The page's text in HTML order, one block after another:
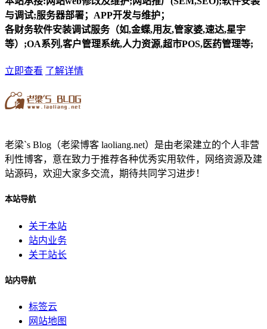
与调试;服务器部署；APP开发与维护；
各财务软件安装调试服务（如,金蝶,用友,管家婆,速达,星宇
等）;OA系列,客户管理系统,人力资源,超市POS,医药管理等;
立即查看 了解详情
老梁`s Blog（老梁博客 laoliang.net）是由老梁建立的个人非营
利性博客，意在致力于推荐各种优秀实用软件，网络资源及建
站源码，欢迎大家多交流，期待共同学习进步！
本站导航
关于本站
站内业务
关于站长
站内导航
标签云
网站地图